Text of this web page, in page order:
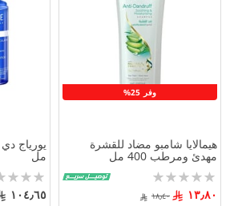
وفر 25%
هيمالايا شامبو مضاد للقشرة
مهدئ ومرطب 400 مل
Rating:
0%
١٣٫٨٠ ١٨٫٤٠
مل
Rating:
0%
١٠٤٫٦٥